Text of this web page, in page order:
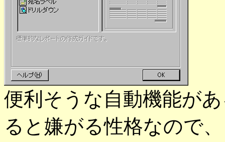
便利そうな自動機能が
ると嫌がる性格なので